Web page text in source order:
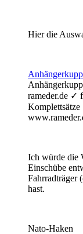
Hier die
rameder.de ✓
Ich würde die
Einschübe
Fahrradträger
hast.
Nato-Haken